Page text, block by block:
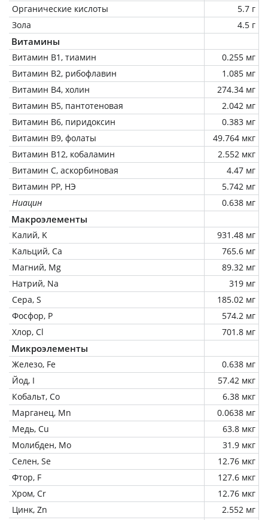
Органические кислоты
5.7 г
Зола
4.5 г
Витамины
Витамин В1, тиамин
0.255 мг
Витамин В2, рибофлавин
1.085 мг
Витамин В4, холин
274.34 мг
Витамин В5, пантотеновая
2.042 мг
Витамин В6, пиридоксин
0.383 мг
Витамин В9, фолаты
49.764 мкг
Витамин В12, кобаламин
2.552 мкг
Витамин C, аскорбиновая
4.47 мг
Витамин РР, НЭ
5.742 мг
Ниацин
0.638 мг
Макроэлементы
Калий, K
931.48 мг
Кальций, Ca
765.6 мг
Магний, Mg
89.32 мг
Натрий, Na
319 мг
Сера, S
185.02 мг
Фосфор, P
574.2 мг
Хлор, Cl
701.8 мг
Микроэлементы
Железо, Fe
0.638 мг
Йод, I
57.42 мкг
Кобальт, Co
6.38 мкг
Марганец, Mn
0.0638 мг
Медь, Cu
63.8 мкг
Молибден, Mo
31.9 мкг
Селен, Se
12.76 мкг
Фтор, F
127.6 мкг
Хром, Cr
12.76 мкг
Цинк, Zn
2.552 мг